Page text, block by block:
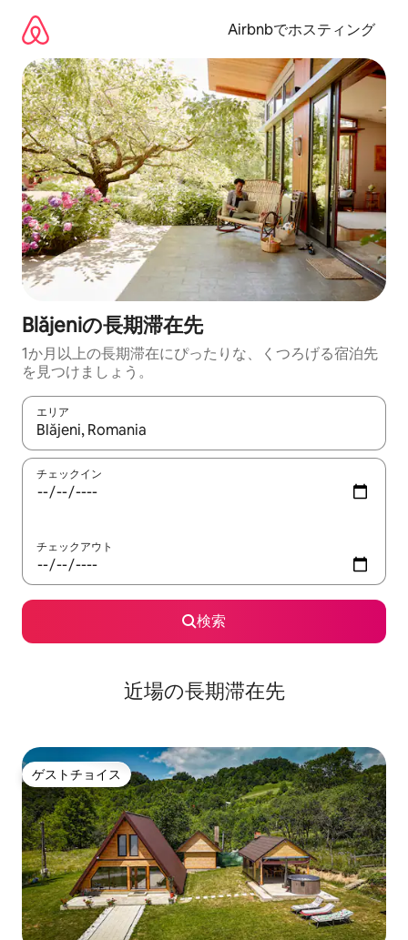
Airbnbでホスティング
Blăjeniの長期滞在先
1か月以上の長期滞在にぴったりな、くつろげる宿泊先
を見つけましょう。
エリア
検索結果が表示されたら、上下の矢印キーを使って移動するか
チェックイン
チェックアウト
検索
近場の長期滞在先
ゲストチョイス
ゲストチョイス